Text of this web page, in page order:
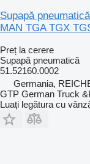
Supapă
MAN TGA TGX
Preț la cerere
Supapă pneumatică
51.52160.0002
Germania,
GTP German Truck
Luați legătura cu